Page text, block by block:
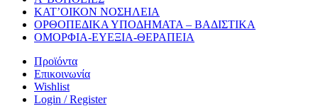
ΚΑΤ’ΟΙΚΟΝ ΝΟΣΗΛΕΙΑ
ΟΡΘΟΠΕΔΙΚΑ ΥΠΟΔΗΜΑΤΑ – ΒΑΔΙΣΤΙΚΑ
ΟΜΟΡΦΙΑ-ΕΥΕΞΙΑ-ΘΕΡΑΠΕΙΑ
Προϊόντα
Επικοινωνία
Wishlist
Login / Register